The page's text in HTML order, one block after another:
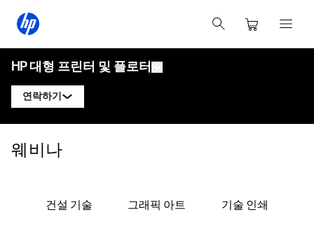
HP 대형 프린터 및 플로터
연락하기
HP 디자인젯 전문가에게 문의
HP 라텍스 전문가에게 문의
HP DesignJet 기술 플로터
HP PageWide XL 프린터
솔루션 및 서비스
HP PrintOS 프로덕션 허브
웨비나
건설 기술 그래픽 아트 기술 인쇄